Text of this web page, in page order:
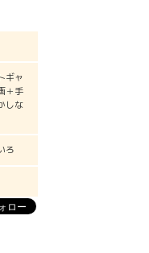
ギャ
＋手
しな
ろ